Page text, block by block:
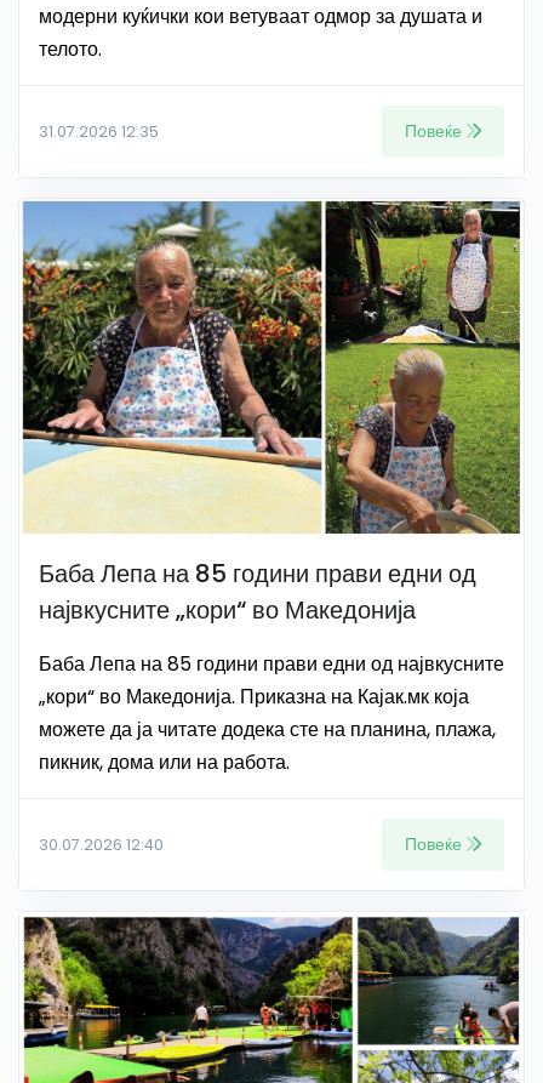
модерни куќички кои ветуваат одмор за душата и
телото.
31.07.2026 12:35 Повеќе
Баба Лепа на 85 години прави едни од
највкусните „кори“ во Македонија
Баба Лепа на 85 години прави едни од највкусните
„кори“ во Македонија. Приказна на Кајак.мк која
можете да ја читате додека сте на планина, плажа,
пикник, дома или на работа.
30.07.2026 12:40 Повеќе